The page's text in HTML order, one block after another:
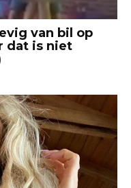
van bil op
dat is niet